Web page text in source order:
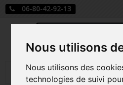
Nous utilisons
Nous utilisons des
technologies de suivi
06-80-42-92-13